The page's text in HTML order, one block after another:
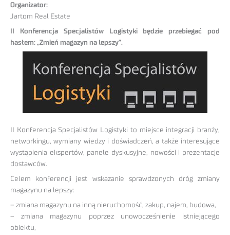
Organizator:
Jartom Real Estate
II Konferencja Specjalistów Logistyki będzie przebiegać pod
hasłem: „Zmień magazyn na lepszy”.
II Konferencja Specjalistów Logistyki to miejsce integracji branży,
networkingu, wymiany wiedzy i doświadczeń, a także interesujące
wystąpienia ekspertów, panele dyskusyjne, nowości i prezentacje
dostawców.
Celem konferencji jest wskazanie sprawdzonych dróg zmiany
magazynu na lepszy:
– zmiana magazynu na inną nieruchomość, zakup, najem, budowa,
– zmiana magazynu poprzez unowocześnienie istniejącego
obiektu,